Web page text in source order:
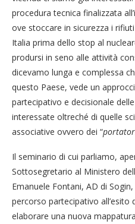
procedura tecnica finalizzata
ove stoccare in sicurezza i
Italia prima dello stop al
prodursi in seno alle attività
dicevamo lunga e complessa
questo Paese, vede un
partecipativo e decisionale
interessate oltreché di quelle
associative ovvero dei “
Il seminario di cui parliamo,
Sottosegretario al Ministero
Emanuele Fontani, AD di
percorso partecipativo all’esito
elaborare una nuova